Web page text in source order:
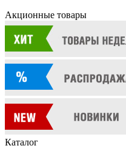
Акционные товары
Каталог